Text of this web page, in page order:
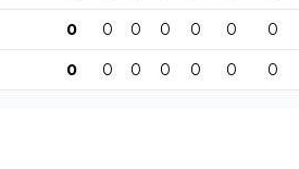
0 0 0 0 0 0 0
0 0 0 0 0 0 0